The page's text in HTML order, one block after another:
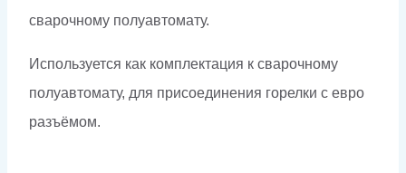
сварочному полуавтомату.
Используется как комплектация к сварочному
полуавтомату, для присоединения горелки с евро
разъёмом.